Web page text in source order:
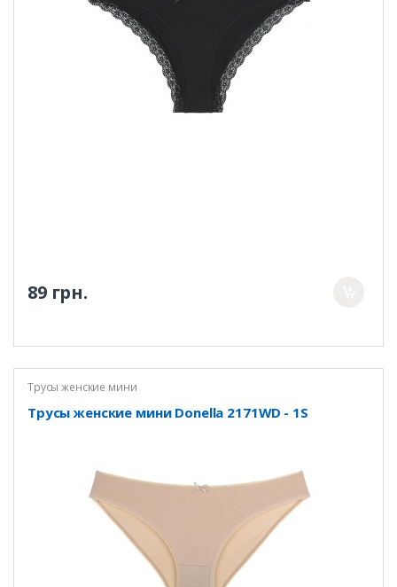
89 грн.
Трусы женские мини
Трусы женские мини Donella 2171WD - 1S